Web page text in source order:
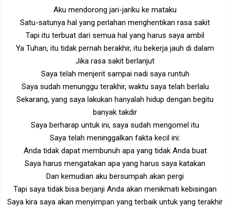
Aku mendorong jari-jariku ke mataku
Satu-satunya hal yang perlahan menghentikan rasa sakit
Tapi itu terbuat dari semua hal yang harus saya ambil
Ya Tuhan, itu tidak pernah berakhir, itu bekerja jauh di dalam
Jika rasa sakit berlanjut
Saya telah menjerit sampai nadi saya runtuh
Saya sudah menunggu terakhir, waktu saya telah berlalu
Sekarang, yang saya lakukan hanyalah hidup dengan begitu
banyak takdir
Saya berharap untuk ini, saya sudah mengomel itu
Saya telah meninggalkan fakta kecil ini:
Anda tidak dapat membunuh apa yang tidak Anda buat
Saya harus mengatakan apa yang harus saya katakan
Dan kemudian aku bersumpah akan pergi
Tapi saya tidak bisa berjanji Anda akan menikmati kebisingan
Saya kira saya akan menyimpan yang terbaik untuk yang terakhir